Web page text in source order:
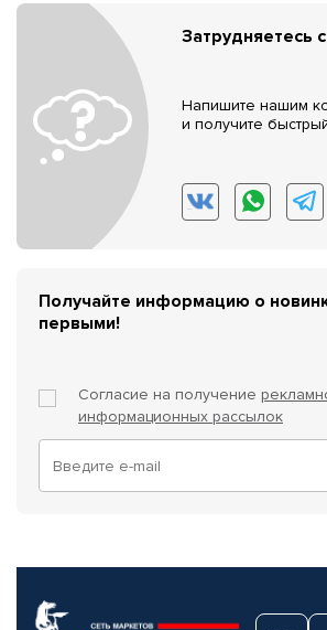
Затрудняетесь
Напишите нашим
и получите
Получайте информацию о
первыми!
Согласие на получение
информационных рассылок